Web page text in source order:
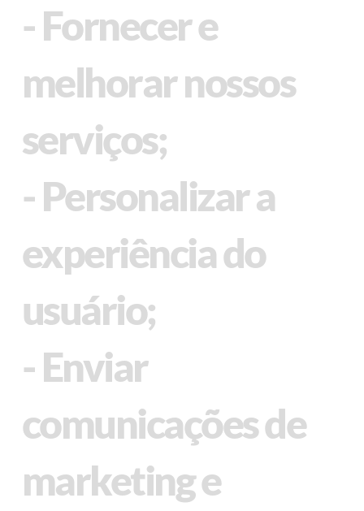
- Fornecer e
melhorar nossos
serviços;
- Personalizar a
experiência do
usuário;
- Enviar
comunicações de
marketing e